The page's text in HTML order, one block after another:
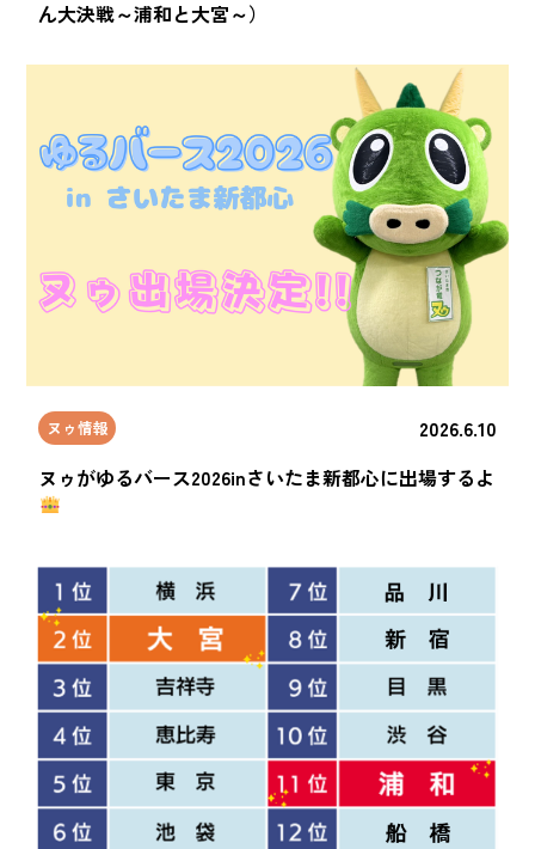
ん大決戦～浦和と大宮～）
ヌゥ情報
2026.6.10
ヌゥがゆるバース2026inさいたま新都心に出場するよ